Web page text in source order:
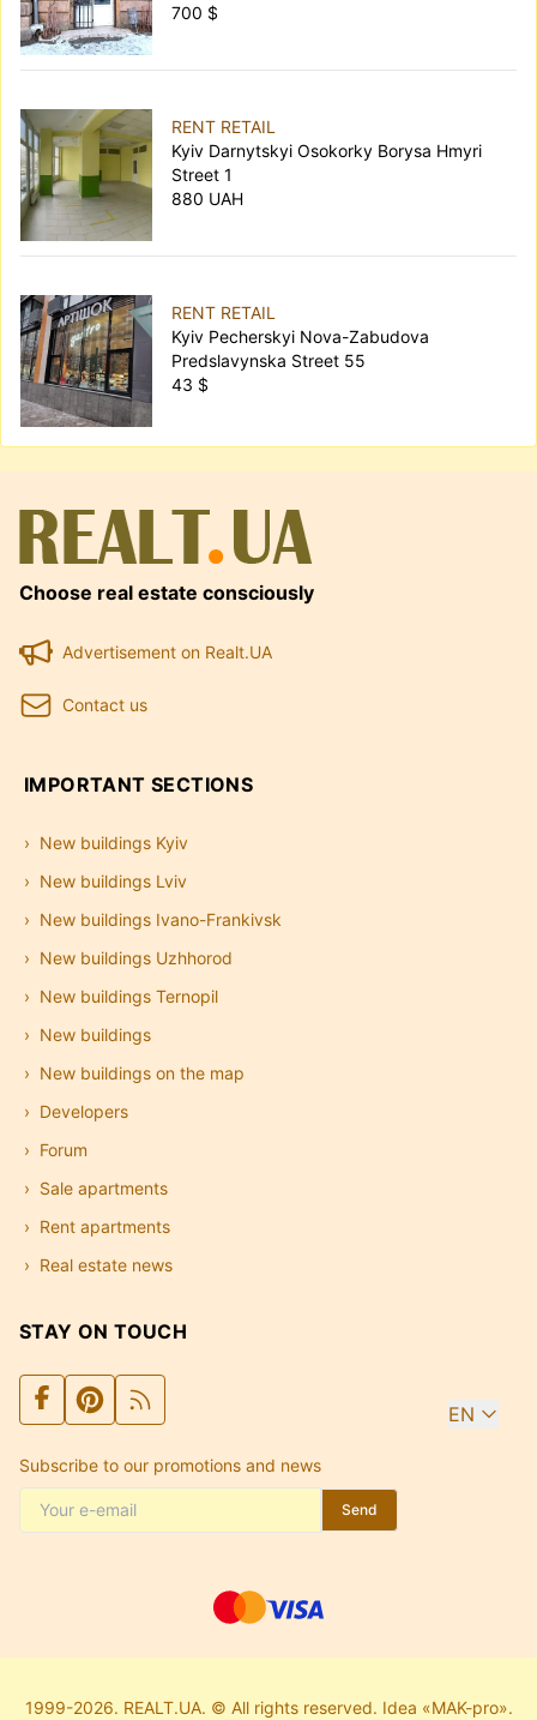
700 $
RENT RETAIL
Kyiv Darnytskyi Osokorky Borysa Hmyri
Street 1
880 UAH
RENT RETAIL
Kyiv Pecherskyi Nova-Zabudova
Predslavynska Street 55
43 $
Choose real estate consciously
Advertisement on Realt.UA
Contact us
IMPORTANT SECTIONS
New buildings Kyiv
New buildings Lviv
New buildings Ivano-Frankivsk
New buildings Uzhhorod
New buildings Ternopil
New buildings
New buildings on the map
Developers
Forum
Sale apartments
Rent apartments
Real estate news
STAY ON TOUCH
EN
Subscribe to our promotions and news
Send
1999-2026. REALT.UA. © All rights reserved. Idea «MAK-pro».